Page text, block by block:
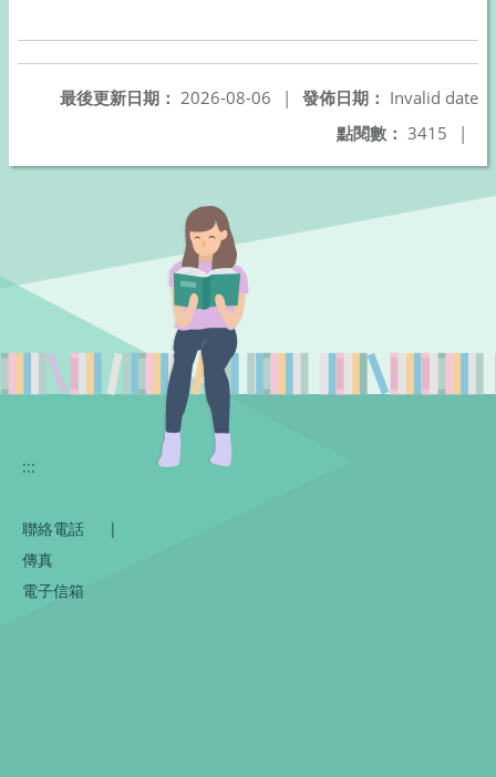
發佈日期： Invalid date
最後更新日期： 2026-08-06
|
點閱數： 3415 |
:::
聯絡電話
|
傳真
電子信箱